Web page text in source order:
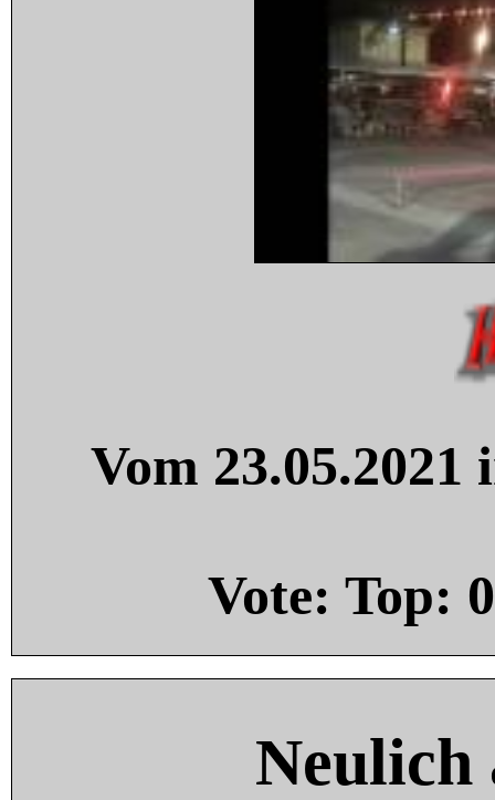
Vom
Vote: Top: 0
Neulich